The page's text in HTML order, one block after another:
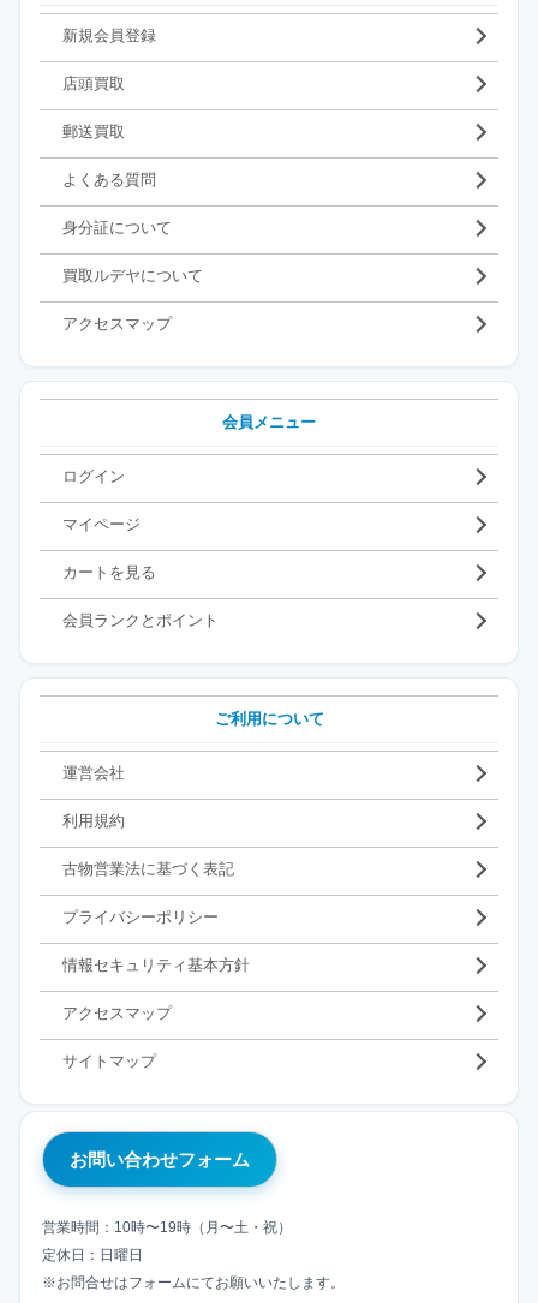
新規会員登録
店頭買取
郵送買取
よくある質問
身分証について
買取ルデヤについて
アクセスマップ
会員メニュー
ログイン
マイページ
カートを見る
会員ランクとポイント
ご利用について
運営会社
利用規約
古物営業法に基づく表記
プライバシーポリシー
情報セキュリティ基本方針
アクセスマップ
サイトマップ
お問い合わせフォーム
営業時間：10時〜19時（月〜土・祝）
定休日：日曜日
※お問合せはフォームにてお願いいたします。